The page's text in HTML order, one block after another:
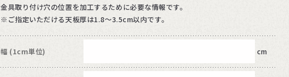
金具取り付け穴の位置を加工するために必要な情報です。
※ご指定いただける天板厚は1.8〜3.5cm以内です。
幅 (1cm単位) cm